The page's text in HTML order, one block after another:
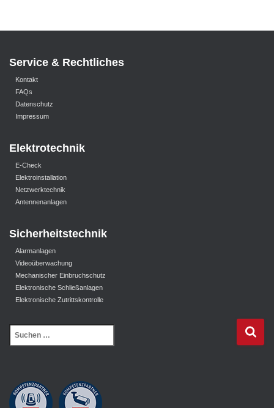
Service & Rechtliches
Kontakt
FAQs
Datenschutz
Impressum
Elektrotechnik
E-Check
Elektroinstallation
Netzwerktechnik
Antennenanlagen
Sicherheitstechnik
Alarmanlagen
Videoüberwachung
Mechanischer Einbruchschutz
Elektronische Schließanlagen
Elektronische Zutrittskontrolle